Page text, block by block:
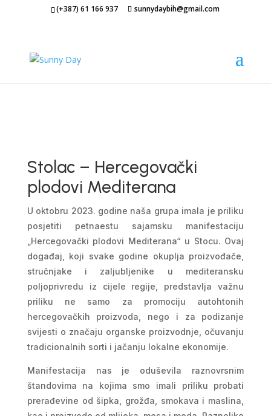
(+387) 61 166 937 sunnydaybih@gmail.com
Stolac – Hercegovački
plodovi Mediterana
U oktobru 2023. godine naša grupa imala je priliku
posjetiti petnaestu sajamsku manifestaciju
„Hercegovački plodovi Mediterana“ u Stocu. Ovaj
događaj, koji svake godine okuplja proizvođače,
stručnjake i zaljubljenike u mediteransku
poljoprivredu iz cijele regije, predstavlja važnu
priliku ne samo za promociju autohtonih
hercegovačkih proizvoda, nego i za podizanje
svijesti o značaju organske proizvodnje, očuvanju
tradicionalnih sorti i jačanju lokalne ekonomije.
Manifestacija nas je oduševila raznovrsnim
štandovima na kojima smo imali priliku probati
prerađevine od šipka, grožđa, smokava i maslina,